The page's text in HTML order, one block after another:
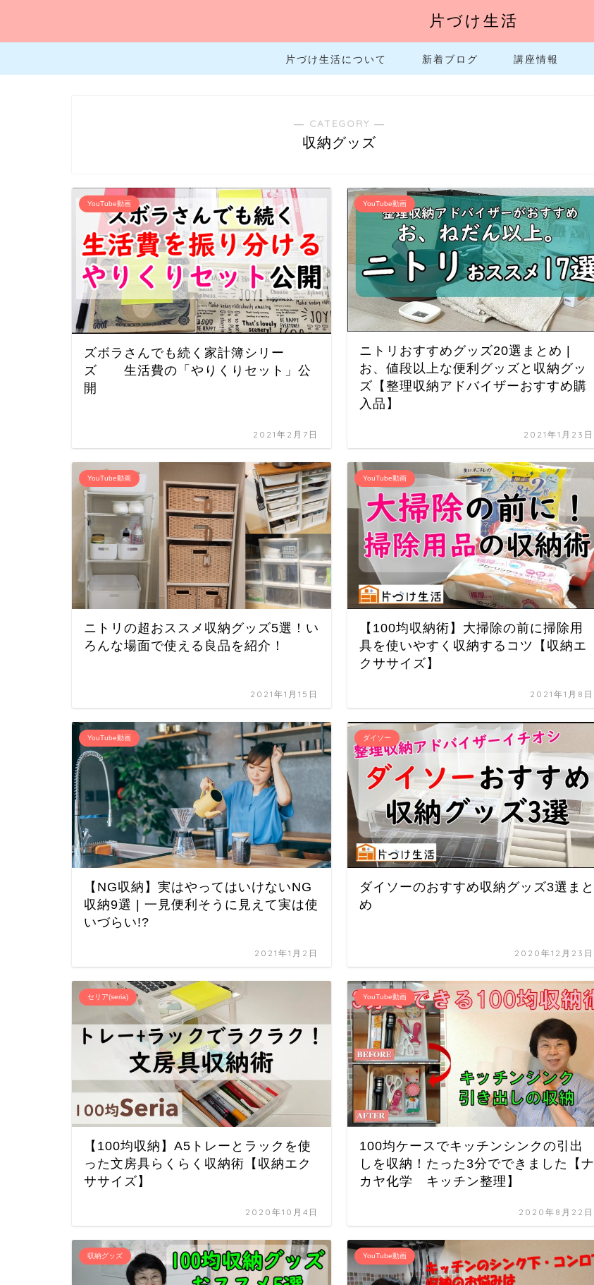
片づけ生活
片づけ生活について 新着ブログ 講座情報
― CATEGORY ―
収納グッズ
YouTube動画
ズボラさんでも続く家計簿シリー
ズ 生活費の「やりくりセット」公
開
2021年2月7日
YouTube動画
ニトリおすすめグッズ20選まとめ |
お、値段以上な便利グッズと収納グッ
ズ【整理収納アドバイザーおすすめ購
入品】
2021年1月23日
YouTube動画
ニトリの超おススメ収納グッズ5選！い
ろんな場面で使える良品を紹介！
2021年1月15日
YouTube動画
【100均収納術】大掃除の前に掃除用
具を使いやすく収納するコツ【収納エ
クササイズ】
2021年1月8日
YouTube動画
【NG収納】実はやってはいけないNG
収納9選 | 一見便利そうに見えて実は使
いづらい!?
2021年1月2日
ダイソー
ダイソーのおすすめ収納グッズ3選まと
め
2020年12月23日
セリア(seria)
【100均収納】A5トレーとラックを使
った文房具らくらく収納術【収納エク
ササイズ】
2020年10月4日
YouTube動画
100均ケースでキッチンシンクの引出
しを収納！たった3分でできました【ナ
カヤ化学 キッチン整理】
2020年8月22日
収納グッズ YouTube動画